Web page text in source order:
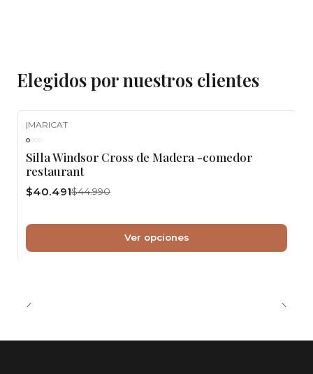
Elegidos por nuestros clientes
|MARICAT
Silla Windsor Cross de Madera -comedor
restaurant
$40.491$44.990
Ver opciones